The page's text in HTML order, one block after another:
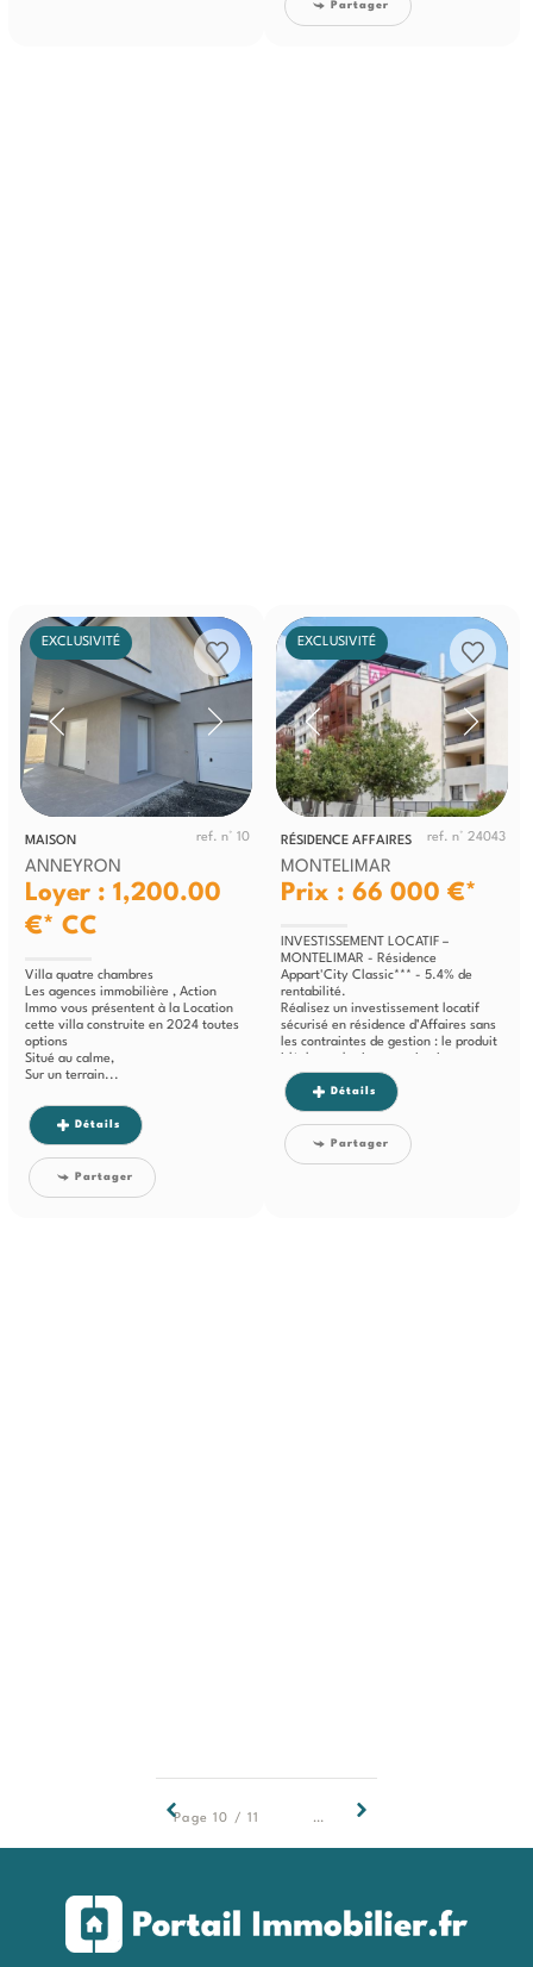
Partager
EXCLUSIVITÉ
MAISON ref. n° 10
ANNEYRON
Loyer : 1,200.00
€* CC
Villa quatre chambres
Les agences immobilière , Action
Immo vous présentent à la Location
cette villa construite en 2024 toutes
options
Situé au calme,
Sur un terrain...
Détails
Partager
EXCLUSIVITÉ
RÉSIDENCE AFFAIRES ref. n° 24043
MONTELIMAR
Prix : 66 000 €*
INVESTISSEMENT LOCATIF –
MONTELIMAR - Résidence
Appart'City Classic*** - 5.4% de
rentabilité.
Réalisez un investissement locatif
sécurisé en résidence d’Affaires sans
les contraintes de gestion : le produit
Détails
Partager
Page 10 / 11 10 11